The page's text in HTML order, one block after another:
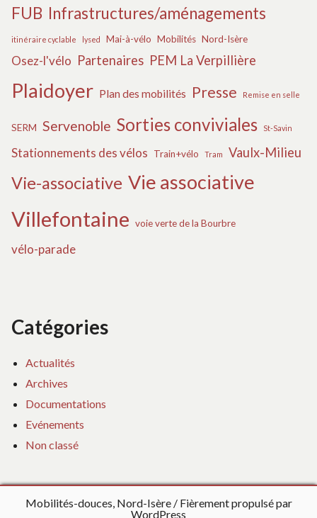
FUB Infrastructures/aménagements
itinéraire cyclable lysed Mai-à-vélo Mobilités Nord-Isère
Osez-l'vélo Partenaires PEM La Verpillière
Plaidoyer Plan des mobilités Presse Remise en selle
SERM Servenoble Sorties conviviales St-Savin
Stationnements des vélos Train+vélo Tram Vaulx-Milieu
Vie-associative Vie associative
Villefontaine voie verte de la Bourbre
vélo-parade
Catégories
Actualités
Archives
Documentations
Evénements
Non classé
Mobilités-douces, Nord-Isère
Fièrement propulsé par
WordPress